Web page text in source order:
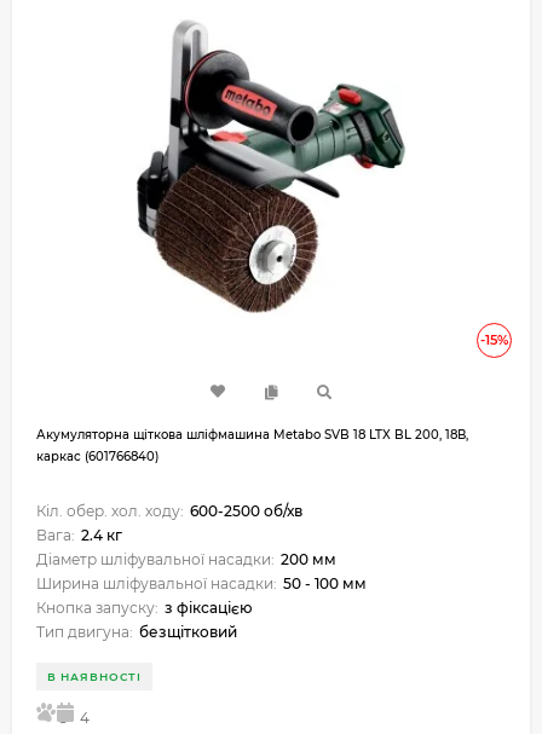
-15%
Акумуляторна щіткова шліфмашина Metabo SVB 18 LTX BL 200, 18В,
каркас (601766840)
Кіл. обер. хол. ходу: 600-2500 об/хв
Вага: 2.4 кг
Діаметр шліфувальної насадки: 200 мм
Ширина шліфувальної насадки: 50 - 100 мм
Кнопка запуску: з фіксацією
Тип двигуна: безщітковий
В НАЯВНОСТІ
5 4